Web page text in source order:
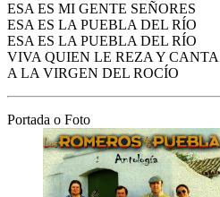
ESA ES MI GENTE SEÑORES
ESA ES LA PUEBLA DEL RÍO
ESA ES LA PUEBLA DEL RÍO
VIVA QUIEN LE REZA Y CANTA
A LA VIRGEN DEL ROCÍO
Portada o Foto